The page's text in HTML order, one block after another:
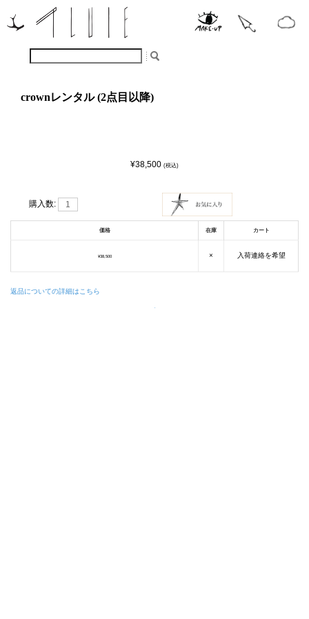
crownレンタル (2点目以降)
¥38,500 (税込)
購入数:
価格 在庫 カート
¥38,500 × 入荷連絡を希望
返品についての詳細はこちら